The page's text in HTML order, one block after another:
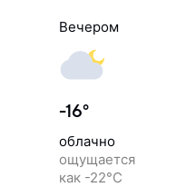
Вечером
-16°
облачно
ощущается
как -22°C